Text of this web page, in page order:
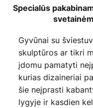
Specialūs
Gyvūnai su
skulptūros ar tikri
įdomu pamatyti
kurias dizaineriai
šie neįprasti
lygyje ir kasdien